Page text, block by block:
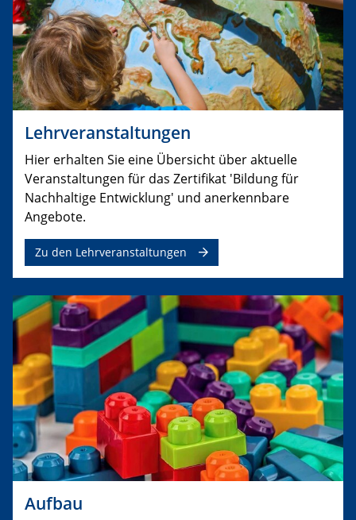
Lehrveranstaltungen
Hier erhalten Sie eine Übersicht über aktuelle
Veranstaltungen für das Zertifikat 'Bildung für
Nachhaltige Entwicklung' und anerkennbare
Angebote.
Zu den Lehrveranstaltungen
Aufbau